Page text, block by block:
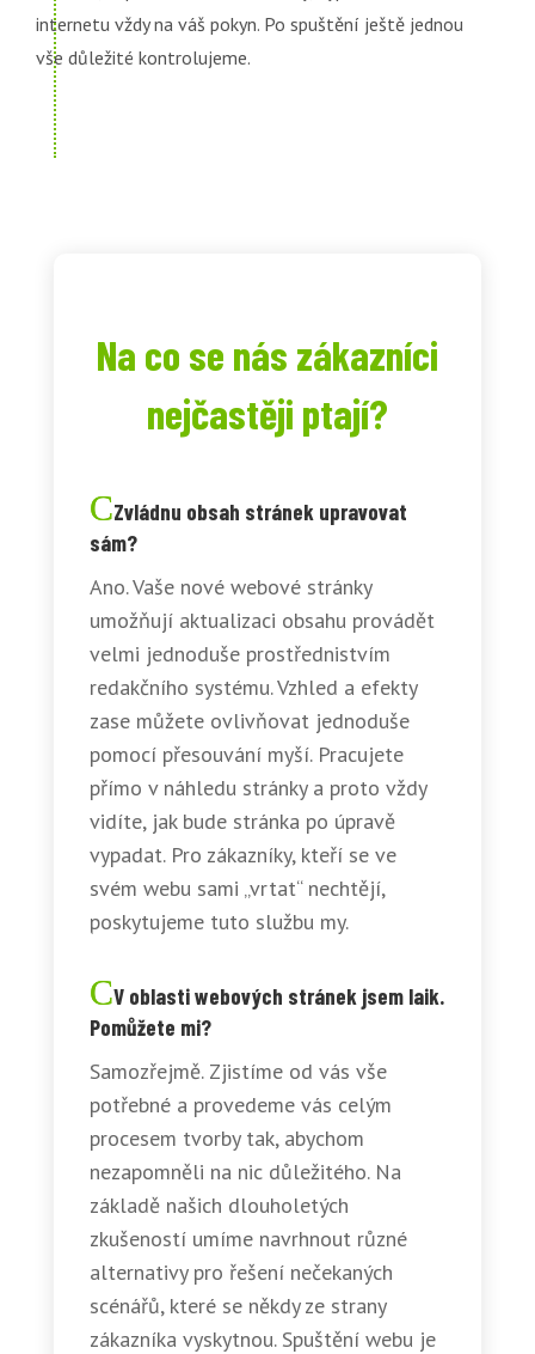
internetu vždy na váš pokyn. Po spuštění ještě jednou
vše důležité kontrolujeme.
Na co se nás zákazníci
nejčastěji ptají?
Zvládnu obsah stránek upravovat
sám?
Ano. Vaše nové webové stránky
umožňují aktualizaci obsahu provádět
velmi jednoduše prostřednistvím
redakčního systému. Vzhled a efekty
zase můžete ovlivňovat jednoduše
pomocí přesouvání myší. Pracujete
přímo v náhledu stránky a proto vždy
vidíte, jak bude stránka po úpravě
vypadat. Pro zákazníky, kteří se ve
svém webu sami „vrtat“ nechtějí,
poskytujeme tuto službu my.
V oblasti webových stránek jsem laik.
Pomůžete mi?
Samozřejmě. Zjistíme od vás vše
potřebné a provedeme vás celým
procesem tvorby tak, abychom
nezapomněli na nic důležitého. Na
základě našich dlouholetých
zkušeností umíme navrhnout různé
alternativy pro řešení nečekaných
scénářů, které se někdy ze strany
zákazníka vyskytnou. Spuštění webu je